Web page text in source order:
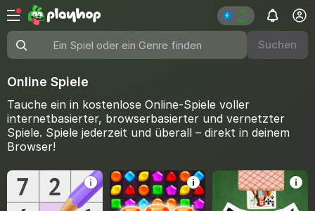
Ein Spiel oder ein Genre finden Suchen
Online Spiele
Tauche ein in kostenlose Online-Spiele voller
internetbasierter, browserbasierter und vernetzter
Spiele. Spiele jederzeit und überall – direkt in deinem
Browser!